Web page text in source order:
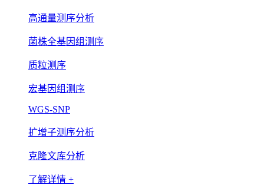
高通量测序分析
菌株全基因组测序
质粒测序
宏基因组测序
WGS-SNP
扩增子测序分析
克隆文库分析
了解详情 +